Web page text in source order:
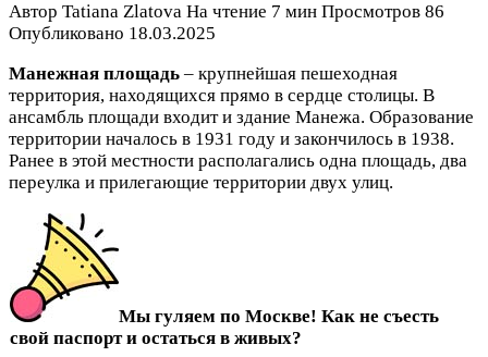
Автор Tatiana Zlatova На чтение 7 мин Просмотров 86
Опубликовано 18.03.2025
Манежная площадь – крупнейшая пешеходная
территория, находящихся прямо в сердце столицы. В
ансамбль площади входит и здание Манежа. Образование
территории началось в 1931 году и закончилось в 1938.
Ранее в этой местности располагались одна площадь, два
переулка и прилегающие территории двух улиц.
Мы гуляем по Москве! Как не съесть
свой паспорт и остаться в живых?